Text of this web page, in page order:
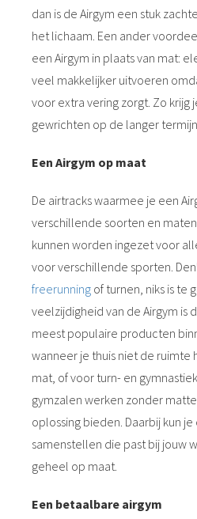
dan is de Airgym een stuk
het lichaam. Een ander
een Airgym in plaats van mat:
veel makkelijker uitvoeren
voor extra vering zorgt. Zo krijg
gewrichten op de langer termijn.
Een Airgym op maat
De airtracks waarmee je een
verschillende soorten en
kunnen worden ingezet voor
voor verschillende sporten.
freerunning of turnen, niks is te
veelzijdigheid van de Airgym is
meest populaire producten
wanneer je thuis niet de ruimte
mat, of voor turn- en
gymzalen werken zonder
oplossing bieden. Daarbij kun
samenstellen die past bij jouw
geheel op maat.
Een betaalbare airgym